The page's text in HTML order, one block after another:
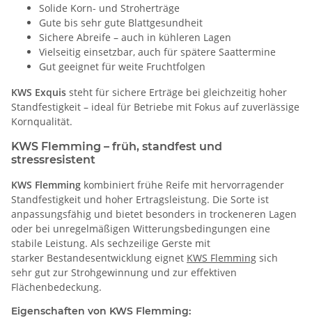
Solide Korn- und Stroherträge
Gute bis sehr gute Blattgesundheit
Sichere Abreife – auch in kühleren Lagen
Vielseitig einsetzbar, auch für spätere Saattermine
Gut geeignet für weite Fruchtfolgen
KWS Exquis steht für sichere Erträge bei gleichzeitig hoher
Standfestigkeit – ideal für Betriebe mit Fokus auf zuverlässige
Kornqualität.
KWS Flemming – früh, standfest und
stressresistent
KWS Flemming kombiniert frühe Reife mit hervorragender
Standfestigkeit und hoher Ertragsleistung. Die Sorte ist
anpassungsfähig und bietet besonders in trockeneren Lagen
oder bei unregelmäßigen Witterungsbedingungen eine
stabile Leistung. Als sechzeilige Gerste mit
starker Bestandesentwicklung eignet KWS Flemming sich
sehr gut zur Strohgewinnung und zur effektiven
Flächenbedeckung.
Eigenschaften von KWS Flemming: